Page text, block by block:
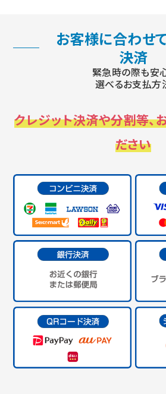
お客様に合わせ
決済
緊急時の際も安
選べるお支払方
クレジット決済や分割等、
ださい